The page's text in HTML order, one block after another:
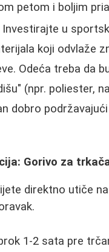
petom i boljim
Investirajte u
koji odvlaže
Odeća treba da
(npr. poliester,
dobro
Gorivo za
direktno utiče na
1-2 sata pre